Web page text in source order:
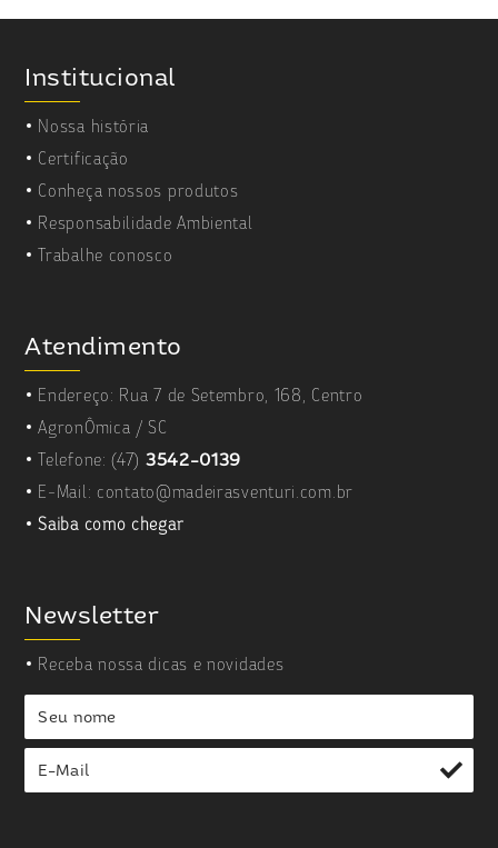
Institucional
Nossa história
Certificação
Conheça nossos produtos
Responsabilidade Ambiental
Trabalhe conosco
Atendimento
Endereço: Rua 7 de Setembro, 168, Centro
AgronÔmica / SC
Telefone:(47) 3542-0139
E-Mail: contato@madeirasventuri.com.br
Saiba como chegar
Newsletter
Receba nossa dicas e novidades